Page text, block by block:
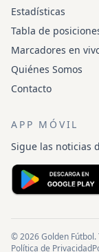
Estadísticas
Tabla de
Marcadores en
Quiénes Somos
Contacto
APP MÓVIL
Sigue las noticias
© 2026 Golden
Política de Privacidad